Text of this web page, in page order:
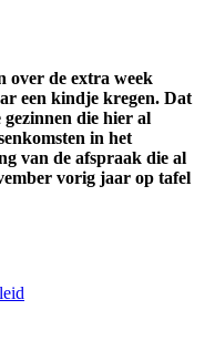
over de extra week
een kindje kregen. Dat
die hier al
in het
van de afspraak die al
vorig jaar op tafel